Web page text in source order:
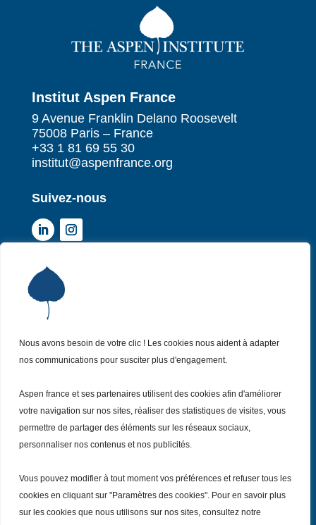
Nous avons besoin de votre clic ! Les cookies nous aident à adapter
nos communications pour susciter plus d'engagement.
Aspen france et ses partenaires utilisent des cookies afin d'améliorer
votre navigation sur nos sites, réaliser des statistiques de visites, vous
permettre de partager des éléments sur les réseaux sociaux,
personnaliser nos contenus et nos publicités.
Vous pouvez modifier à tout moment vos préférences et refuser tous les
cookies en cliquant sur "Paramètres des cookies". Pour en savoir plus
sur les cookies que nous utilisons sur nos sites, consultez notre
Institut Aspen France
9 Avenue Franklin Delano Roosevelt
75008 Paris – France
+33 1 81 69 55 30
institut@aspenfrance.org
Suivez-nous
P Institut Aspen France
P Qui sommes-nous ?
Nos missions
P Nos actualités
P Nos évènements
Inscrivez vousà notre Newsletter
Je m’inscris